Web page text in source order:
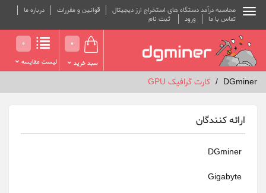
محاسبه درآمد دستگاه های استخراج ارز دیجیتال قوانین و مقررات
درباره ما
تماس با ما
ورود ثبت نام
0
سبد خرید
0
لیست مقایسه
DGminer کارت گرافیک GPU
ارائه کنندگان
DGminer
Gigabyte